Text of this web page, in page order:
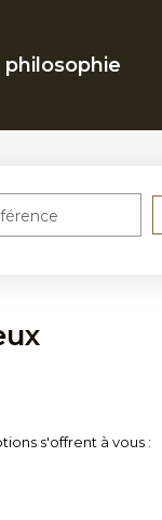
philosophie
s'offrent à vous :